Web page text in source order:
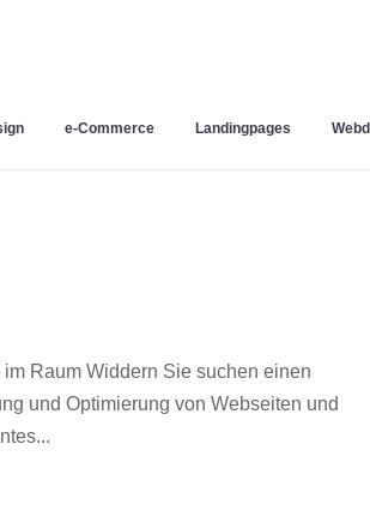
e-Commerce Landingpages
Raum Widdern Sie suchen einen
und Optimierung von Webseiten und